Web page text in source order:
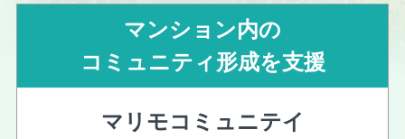
マンション内の
コミュニティ形成を支援
マリモコミュニテイ